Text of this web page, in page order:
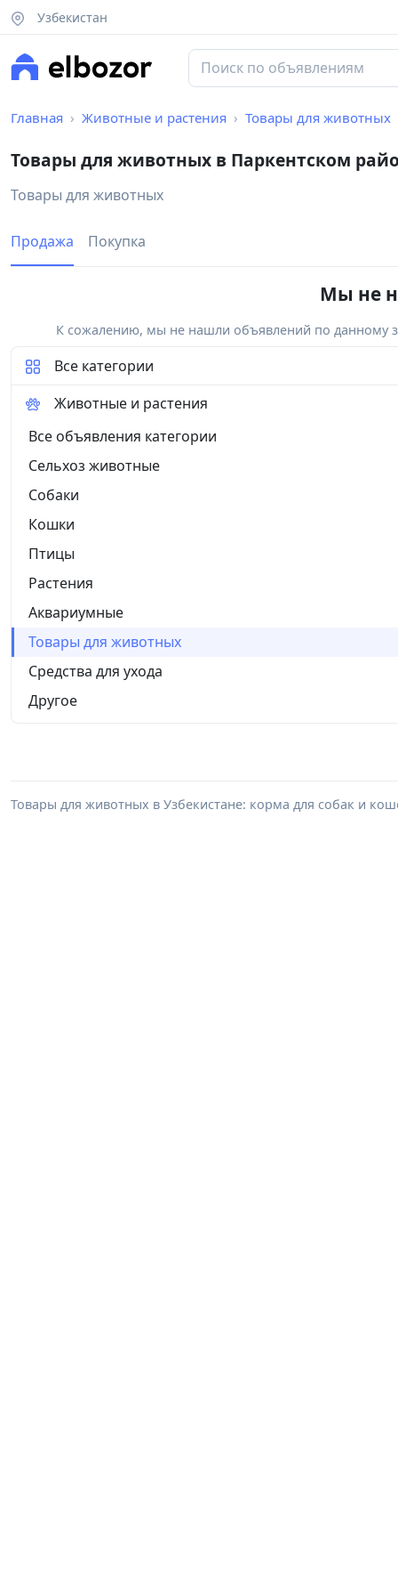
Узбекистан
Главная Животные и растения Товары для животных
Товары для животных в Паркентском
Товары для животных
Продажа Покупка
Мы не
К сожалению, мы не нашли объявлений по данному
Все категории
Животные и растения
Все объявления категории
Сельхоз животные
Собаки
Кошки
Птицы
Растения
Аквариумные
Товары для животных
Средства для ухода
Другое
Товары для животных в Узбекистане: корма для собак и